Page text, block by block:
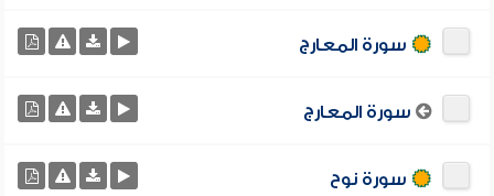
سورة المعارج
سورة المعارج
سورة نوح